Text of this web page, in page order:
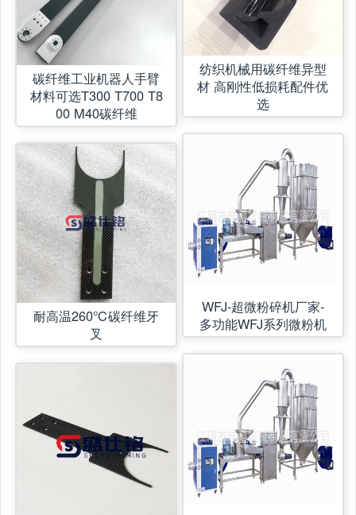
碳纤维工业机器人手臂
材料可选T300 T700 T8
00 M40碳纤维
耐高温260℃碳纤维牙
叉
纺织机械用碳纤维异型
材 高刚性低损耗配件优
选
WFJ-超微粉碎机厂家-
多功能WFJ系列微粉机